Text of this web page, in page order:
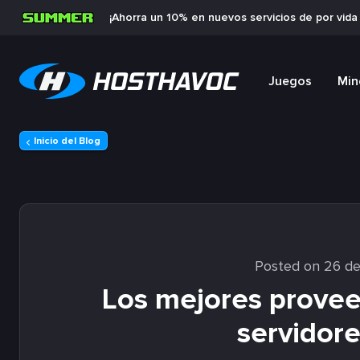
¡Ahorra un 10% en nuevos servicios de por
Juegos
Inicio del Blog
Posted on 26
Los mejores